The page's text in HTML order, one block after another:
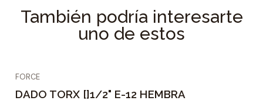
Longitud : 38 mm.
Peso : 49 grs.
También podría interesarte
uno de estos
FORCE
DADO TORX []1/2" E-12 HEMBRA